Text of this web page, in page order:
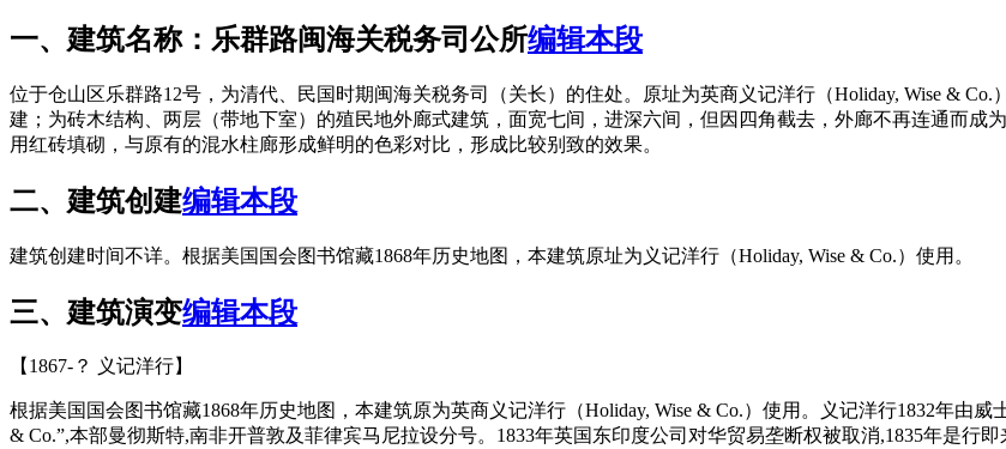
一、建筑名称：乐群路闽海关税务司公所编辑本段
位于仓山区乐群路12号，为清代、民国时期闽海关税务司（关长）的住处。原址为英商义记洋行（Holiday, Wise &
建；为砖木结构、两层（带地下室）的殖民地外廊式建筑，面宽七间，进深六间，但因四角截去，外廊不再连通而成
用红砖填砌，与原有的混水柱廊形成鲜明的色彩对比，形成比较别致的效果。
二、建筑创建编辑本段
建筑创建时间不详。根据美国国会图书馆藏1868年历史地图，本建筑原址为义记洋行（Holiday, Wise & Co.）使用。
三、建筑演变编辑本段
【1867-？ 义记洋行】
根据美国国会图书馆藏1868年历史地图，本建筑原为英商义记洋行（Holiday, Wise & Co.）使用。义记洋行1832年由威
& Co.”,本部曼彻斯特,南非开普敦及菲律宾马尼拉设分号。1833年英国东印度公司对华贸易垄断权被取消,1835年是行